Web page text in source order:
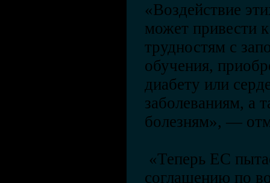
«Воздействие
может привести
трудностям с
обучения,
диабету или
заболеваниям, а
болезням», —
«Теперь ЕС
соглашению по